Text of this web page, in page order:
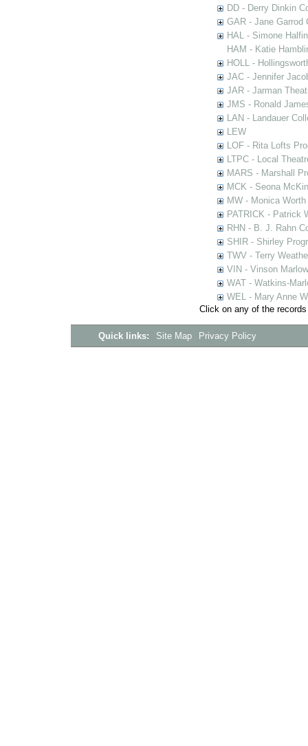
DD - Derry Dinkin
GAR - Jane Garrod
HAL - Simone
HAM - Katie
HOLL -
JAC - Jennifer
JAR - Jarman
JMS - Ronald
LAN - Landauer
LEW
LOF - Rita Lofts
LTPC - Local
MARS - Marshall
MCK - Seona
MW - Monica
PATRICK - Patrick
RHN - B. J. Rahn
SHIR - Shirley
TWV - Terry
VIN - Vinson
WAT - Watkins-
WEL - Mary Anne
Click on any of the
Quick links: Site Map Privacy Policy